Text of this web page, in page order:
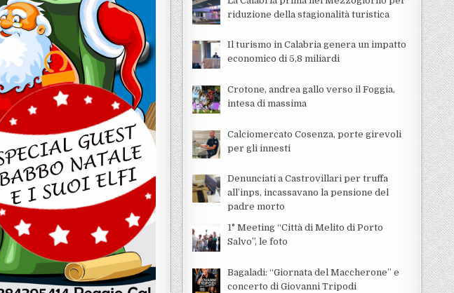
riduzione della stagionalità turistica
Il turismo in Calabria genera un impatto
economico di 5,8 miliardi
Crotone, andrea gallo verso il Foggia,
intesa di massima
Calciomercato Cosenza, porte girevoli
per gli innesti
Denunciati a Castrovillari per truffa
all’inps, incassavano la pensione del
padre morto
1° Meeting “Città di Melito di Porto
Salvo”, le foto
Bagaladi: “Giornata del Maccherone” e
concerto di Giovanni Tripodi